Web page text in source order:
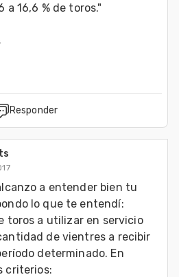
a 16,6 % de toros."
Responder
a entender bien tu
lo que te entendí:
toros a utilizar en servicio
de vientres a recibir
determinado. En
criterios: